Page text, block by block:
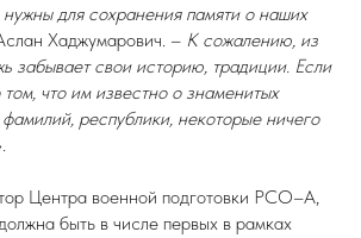
для сохранения памяти о наших
Хаджумарович. – К сожалению, из
забывает свои историю, традиции. Если
что им известно о знаменитых
республики, некоторые ничего
Центра военной подготовки РСО–А,
быть в числе первых в рамках